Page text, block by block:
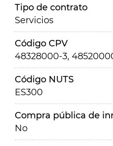
Tipo de contrato
Servicios
Código CPV
48328000-3,
Código NUTS
ES300
Compra pública de
No